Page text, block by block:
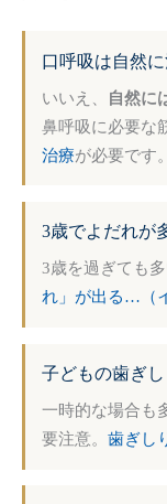
口呼吸は自然
いいえ、
自然に
鼻呼吸に必要な
治療が必要です。
3歳でよだれが
3歳を過ぎても
れ」が出る…（
子どもの歯ぎ
一時的な場合も
要注意。 歯ぎし